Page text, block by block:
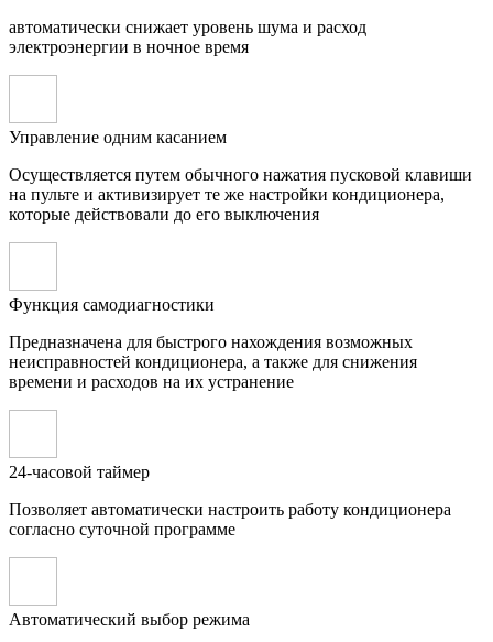
автоматически снижает уровень шума и расход
электроэнергии в ночное время
Управление одним касанием
Осуществляется путем обычного нажатия пусковой клавиши
на пульте и активизирует те же настройки кондиционера,
которые действовали до его выключения
Функция самодиагностики
Предназначена для быстрого нахождения возможных
неисправностей кондиционера, а также для снижения
времени и расходов на их устранение
24-часовой таймер
Позволяет автоматически настроить работу кондиционера
согласно суточной программе
Автоматический выбор режима